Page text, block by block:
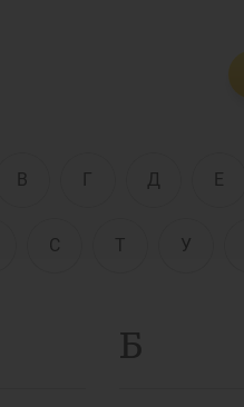
В Г Д Е
С Т У
Б